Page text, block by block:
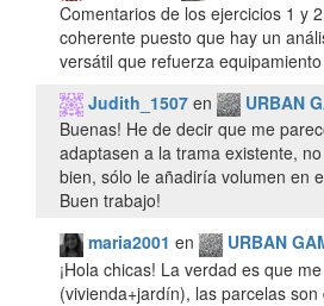
Comentarios de los ejercicios 1 y
coherente puesto que hay un
versátil que refuerza
Judith_1507 en URBAN
Buenas! He de decir que me
adaptasen a la trama existente,
bien, sólo le añadiría volumen en
Buen trabajo!
maria2001 en URBAN
¡Hola chicas! La verdad es que
(vivienda+jardín), las parcelas